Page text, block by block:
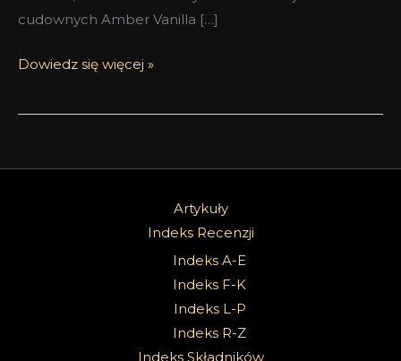
cudownych Amber Vanilla […]
Dowiedz się więcej »
Artykuły
Indeks Recenzji
Indeks A-E
Indeks F-K
Indeks L-P
Indeks R-Z
Indeks Składników